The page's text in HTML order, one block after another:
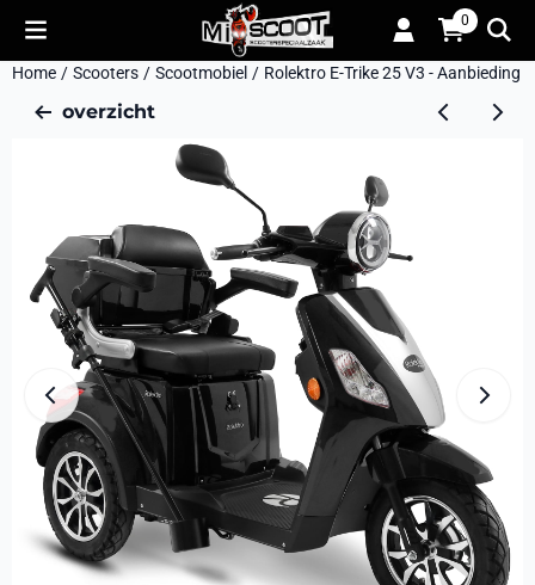
Cookievoorkeuren zijn momenteel gesloten. 0
Home / Scooters / Scootmobiel / Rolektro E-Trike 25 V3 - Aanbieding
overzicht